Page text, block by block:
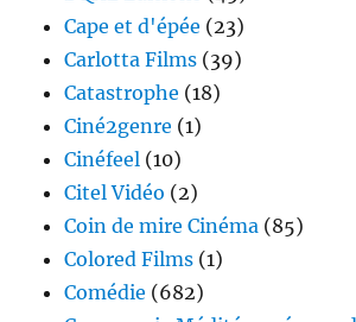
Cape et d'épée (23)
Carlotta Films (39)
Catastrophe (18)
Ciné2genre (1)
Cinéfeel (10)
Citel Vidéo (2)
Coin de mire Cinéma (85)
Colored Films (1)
Comédie (682)